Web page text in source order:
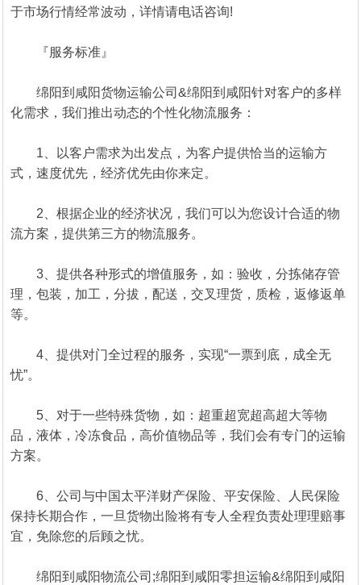
于市场行情经常波动，详情请电话咨询!
『服务标准』
绵阳到咸阳货物运输公司&绵阳到咸阳针对客户的多样
化需求，我们推出动态的个性化物流服务：
1、以客户需求为出发点，为客户提供恰当的运输方
式，速度优先，经济优先由你来定。
2、根据企业的经济状况，我们可以为您设计合适的物
流方案，提供第三方的物流服务。
3、提供各种形式的增值服务，如：验收，分拣储存管
理，包装，加工，分拔，配送，交叉理货，质检，返修返单
等。
4、提供对门全过程的服务，实现“一票到底，成全无
忧”。
5、对于一些特殊货物，如：超重超宽超高超大等物
品，液体，冷冻食品，高价值物品等，我们会有专门的运输
方案。
6、公司与中国太平洋财产保险、平安保险、人民保险
保持长期合作，一旦货物出险将有专人全程负责处理理赔事
宜，免除您的后顾之忧。
绵阳到咸阳物流公司;绵阳到咸阳零担运输&绵阳到咸阳